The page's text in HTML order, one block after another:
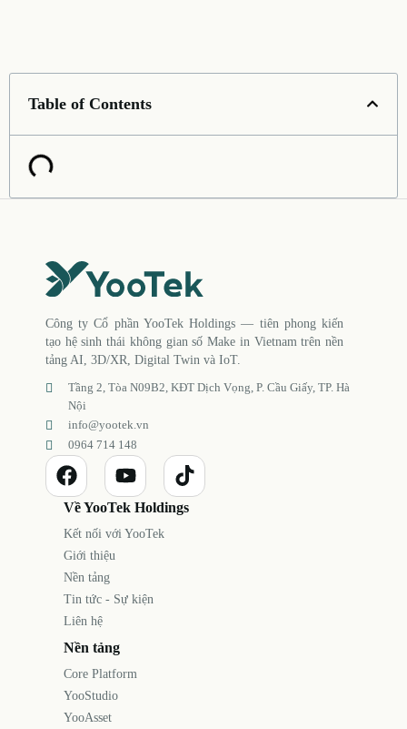
Table of Contents
Công ty Cổ phần YooTek Holdings — tiên phong kiến
tạo hệ sinh thái không gian số Make in Vietnam trên nền
tảng AI, 3D/XR, Digital Twin và IoT.
Tầng 2, Tòa N09B2, KĐT Dịch Vọng, P. Cầu Giấy, TP. Hà
Nội
info@yootek.vn
0964 714 148
Về YooTek Holdings
Kết nối với YooTek
Giới thiệu
Nền tảng
Tin tức - Sự kiện
Liên hệ
Nền tảng
Core Platform
YooStudio
YooAsset